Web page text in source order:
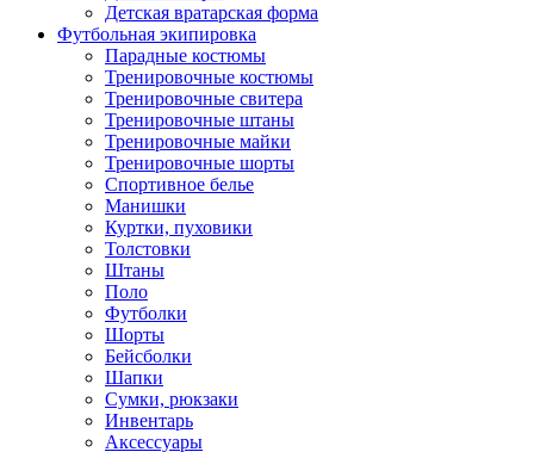
Детская вратарская форма
Футбольная экипировка
Парадные костюмы
Тренировочные костюмы
Тренировочные свитера
Тренировочные штаны
Тренировочные майки
Тренировочные шорты
Спортивное белье
Манишки
Куртки, пуховики
Толстовки
Штаны
Поло
Футболки
Шорты
Бейсболки
Шапки
Сумки, рюкзаки
Инвентарь
Аксессуары